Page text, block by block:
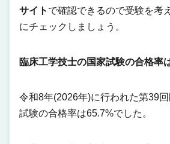
サイト で確認できるので受験を考
にチェックしましょう。
臨床工学技士の国家試験の合格率
令和8年(2026年)に行われた第39
試験の合格率は65.7%でした。